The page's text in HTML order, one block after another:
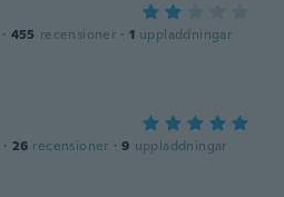
· 455 recensioner · 1 uppladdningar
· 26 recensioner · 9 uppladdningar